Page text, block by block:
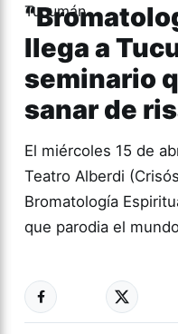
llega a
seminario
sanar de
El miércoles 15 de
Teatro Alberdi
Bromatología
que parodia el
CULTURA